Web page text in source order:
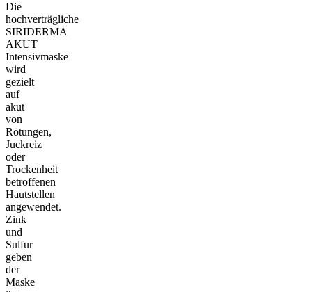
Die
hochverträgliche
SIRIDERMA
AKUT
Intensivmaske
wird
gezielt
auf
akut
von
Rötungen,
Juckreiz
oder
Trockenheit
betroffenen
Hautstellen
angewendet.
Zink
und
Sulfur
geben
der
Maske